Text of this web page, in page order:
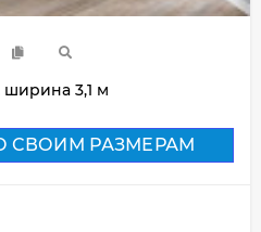
3,1 м
СВОИМ РАЗМЕРАМ